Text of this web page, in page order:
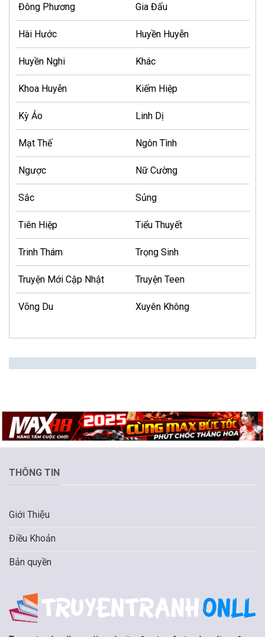
Đông Phương Gia Đấu
Hài Hước Huyền Huyễn
Huyền Nghi Khác
Khoa Huyễn Kiếm Hiệp
Kỳ Ảo Linh Dị
Mạt Thế Ngôn Tình
Ngược Nữ Cường
Sắc Sủng
Tiên Hiệp Tiểu Thuyết
Trinh Thám Trọng Sinh
Truyện Mới Cập Nhật Truyện Teen
Võng Du Xuyên Không
THÔNG TIN
Giới Thiệu
Điều Khoản
Bản quyền